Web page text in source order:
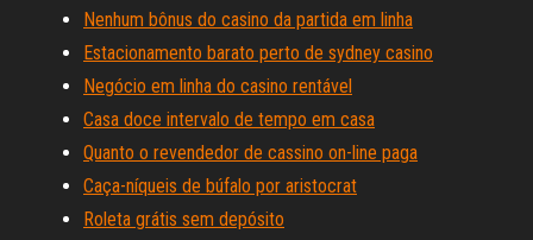
Nenhum bônus do casino da partida em linha
Estacionamento barato perto de sydney casino
Negócio em linha do casino rentável
Casa doce intervalo de tempo em casa
Quanto o revendedor de cassino on-line paga
Caça-níqueis de búfalo por aristocrat
Roleta grátis sem depósito